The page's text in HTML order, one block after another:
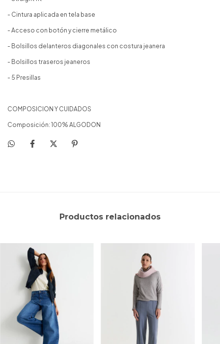
- Cintura aplicada en tela base
- Acceso con botón y cierre metálico
- Bolsillos delanteros diagonales con costura jeanera
- Bolsillos traseros jeaneros
- 5 Presillas
COMPOSICION Y CUIDADOS
Composición: 100% ALGODON
Productos relacionados